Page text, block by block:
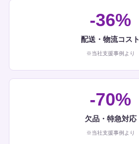
-36%
配送・物流コスト
※当社支援事例より
-70%
欠品・特急対応
※当社支援事例より